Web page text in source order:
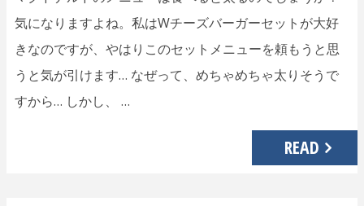
気になりますよね。私はWチーズバーガーセットが大好
きなのですが、やはりこのセットメニューを頼もうと思
うと気が引けます… なぜって、めちゃめちゃ太りそうで
すから… しかし、 …
READ